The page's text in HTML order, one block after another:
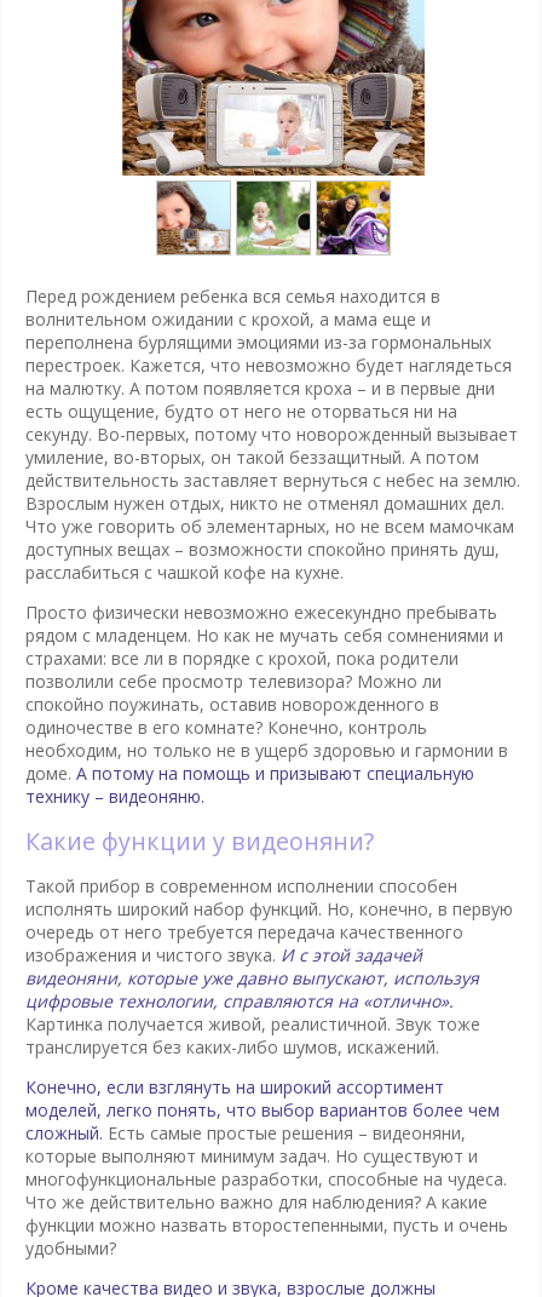
Перед рождением ребенка вся семья находится в
волнительном ожидании с крохой, а мама еще и
переполнена бурлящими эмоциями из-за гормональных
перестроек. Кажется, что невозможно будет наглядеться
на малютку. А потом появляется кроха – и в первые дни
есть ощущение, будто от него не оторваться ни на
секунду. Во-первых, потому что новорожденный вызывает
умиление, во-вторых, он такой беззащитный. А потом
действительность заставляет вернуться с небес на землю.
Взрослым нужен отдых, никто не отменял домашних дел.
Что уже говорить об элементарных, но не всем мамочкам
доступных вещах – возможности спокойно принять душ,
расслабиться с чашкой кофе на кухне.
Просто физически невозможно ежесекундно пребывать
рядом с младенцем. Но как не мучать себя сомнениями и
страхами: все ли в порядке с крохой, пока родители
позволили себе просмотр телевизора? Можно ли
спокойно поужинать, оставив новорожденного в
одиночестве в его комнате? Конечно, контроль
необходим, но только не в ущерб здоровью и гармонии в
доме.А потому на помощь и призывают специальную
технику – видеоняню.
Какие функции у видеоняни?
Такой прибор в современном исполнении способен
исполнять широкий набор функций. Но, конечно, в первую
очередь от него требуется передача качественного
изображения и чистого звука. И с этой задачей
видеоняни, которые уже давно выпускают, используя
цифровые технологии, справляются на «отлично».
Картинка получается живой, реалистичной. Звук тоже
транслируется без каких-либо шумов, искажений.
Конечно, если взглянуть на широкий ассортимент
моделей, легко понять, что выбор вариантов более чем
сложный. Есть самые простые решения – видеоняни,
которые выполняют минимум задач. Но существуют и
многофункциональные разработки, способные на чудеса.
Что же действительно важно для наблюдения? А какие
функции можно назвать второстепенными, пусть и очень
удобными?
Кроме качества видео и звука, взрослые должны